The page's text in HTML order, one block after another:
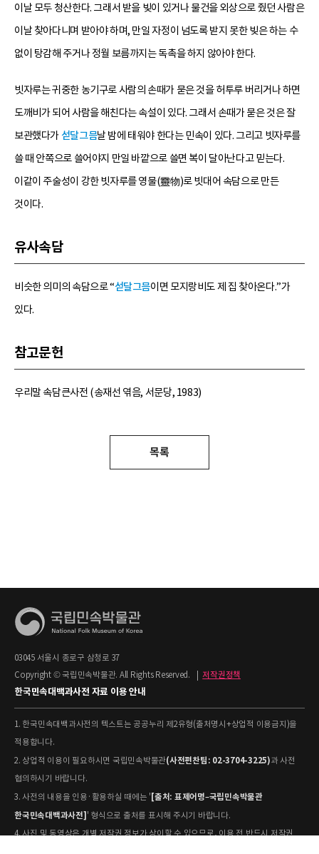
이날 모두 청산한다. 그래서 받을 빚이 있거나 물건을 외상으로 줬던 사람은
이날 찾아다니며 받아야 하며, 만일 자정이 넘도록 받지 못한 빚은 하는 수
없이 탕감해 주거나 정월 보름까지는 독촉을 하지 않아야 한다.
빗자루는 귀중한 농기구로 사람의 손때가 묻은 것을 허투루 버리거나 하면
도깨비가 되어 사람을 해친다는 속설이 있다. 그래서 손때가 묻은 것은 잘
보관했다가섣달그믐날 밤에 태워야 한다는 민속이 있다. 그리고 빗자루를
쓸 때 안쪽으로 쓸어야지 만일 바깥으로 쓸면 복이 달아난다고 믿는다.
이같이 주술성이 강한 빗자루를 영물(靈物)로 빗대어 속담으로 만든
것이다.
유사속담
비슷한 의미의 속담으로 “섣달그믐이면 모지랑비도 제 집 찾아온다.”가
있다.
참고문헌
우리말 속담큰사전 (송재선 엮음, 서문당, 1983)
목록
03045 서울시 종로구 삼청로 37
Copyright © 국립민속박물관. All Rights Reserved.
저작권정책
한국민속대백과사전 자료 이용 안내
1. 한국민속대백과사전의 텍스트는 공공누리 제2유형(출처명시+상업적 이용금지)을
적용합니다.
2. 상업적 이용이 필요하시면 국립민속박물관(사전편찬팀: 02-3704-3225)과 사전
협의하시기 바랍니다.
3. 사전의 내용을 인용·활용하실 때에는 ' [출처: 표제어명–국립민속박물관
한국민속대백과사전] ' 형식으로 출처를 표시해 주시기 바랍니다.
4. 사진 및 동영상은 개별 저작권 정보가 상이할 수 있으므로, 이용 전 반드시 저작권